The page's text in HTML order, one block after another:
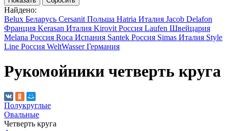
Найдено:
Belux Беларусь Cersanit Польша Hatria Италия Jacob Delafon
Франция Kerasan Италия Kirovit Россия Laufen Швейцария
Melana Россия Roca Испания Santek Россия Simas Италия Style
Line Россия WeltWasserГермания
Рукомойники четверть круга
Полукруглые
Овальные
Четверть круга